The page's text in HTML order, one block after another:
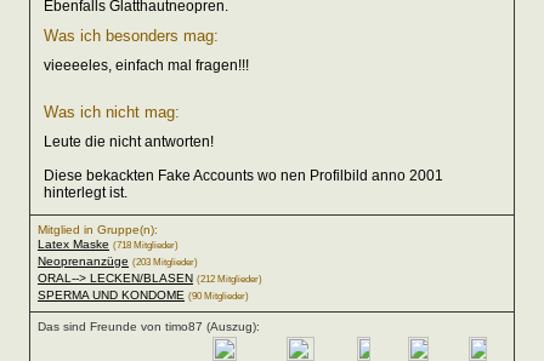
Ebenfalls Glatthautneopren.
Was ich besonders mag:
vieeeeles, einfach mal fragen!!!
Was ich nicht mag:
Leute die nicht antworten!
Diese bekackten Fake Accounts wo nen Profilbild anno 2001
hinterlegt ist.
Mitglied in Gruppe(n):
Latex Maske (718 Mitglieder)
Neoprenanzüge (203 Mitglieder)
ORAL--> LECKEN/BLASEN (212 Mitglieder)
SPERMA UND KONDOME (90 Mitglieder)
Das sind Freunde von timo87 (Auszug):